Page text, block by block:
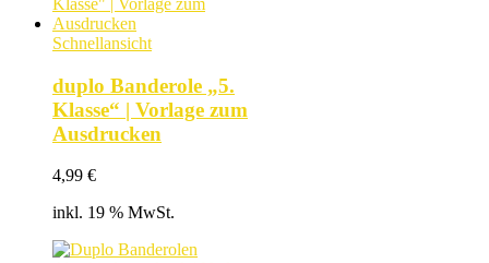
Schnellansicht
duplo Banderole „5.
Klasse“ | Vorlage zum
Ausdrucken
4,99 €
inkl. 19 % MwSt.